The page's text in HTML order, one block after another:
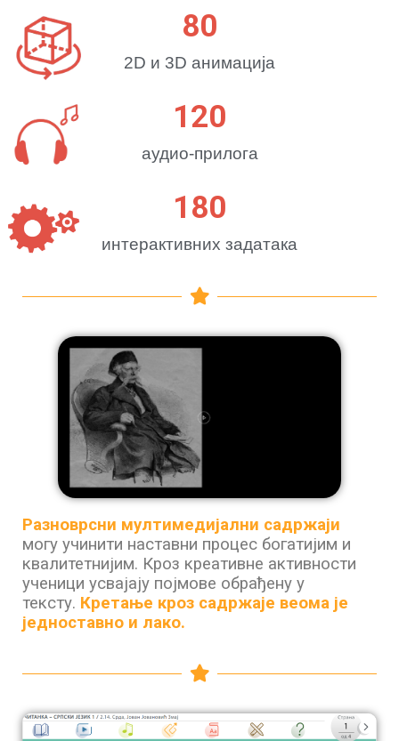
2D и 3D анимација
80
аудио-прилога
120
интерактивних задатака
180
Разноврсни мултимедијални садржаји
могу учинити наставни процес богатијим и
квалитетнијим. Кроз креативне активности
ученици усвајају појмове обрађену у
тексту. Кретање кроз садржаје веома је
једноставно и лако.